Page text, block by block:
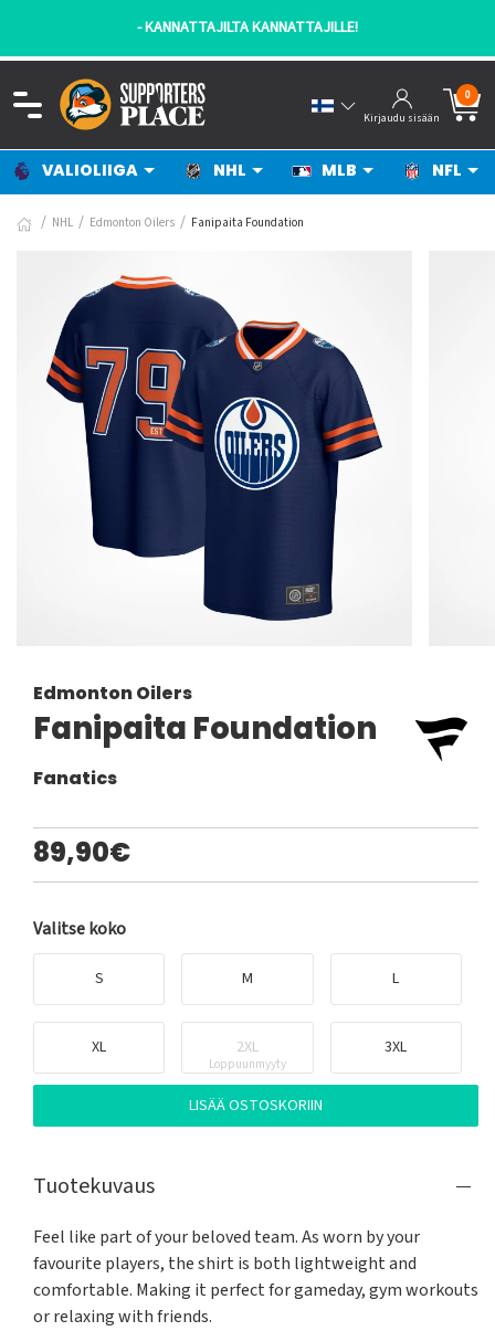
- KANNATTAJILTA KANNATTAJILLE!
Kirjaudu sisään
0
VALIOLIIGA NHL MLB NFL
NHL Edmonton Oilers Fanipaita Foundation
Edmonton Oilers
Fanipaita Foundation
Fanatics
89,90€
Valitse koko
S M L
XL 2XL
Loppuunmyyty
3XL
LISÄÄ OSTOSKORIIN
Tuotekuvaus
Feel like part of your beloved team. As worn by your
favourite players, the shirt is both lightweight and
comfortable. Making it perfect for gameday, gym workouts
or relaxing with friends.